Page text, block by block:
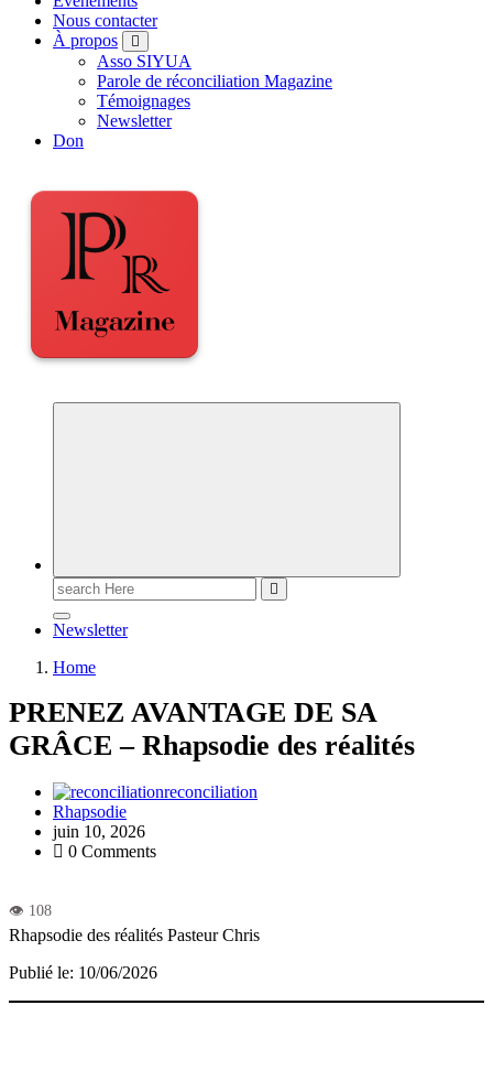
Nous contacter
À propos
Asso SIYUA
Parole de réconciliation Magazine
Témoignages
Newsletter
Don
Newsletter
Home
PRENEZ AVANTAGE DE SA
GRÂCE – Rhapsodie des réalités
reconciliation
Rhapsodie
juin 10, 2026
0 Comments
Rhapsodie des réalités Pasteur Chris
Publié le: 10/06/2026